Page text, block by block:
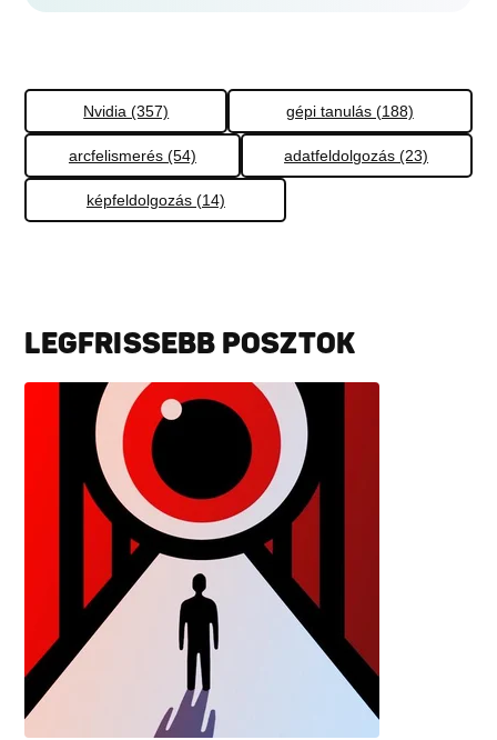
Nvidia (357) gépi tanulás (188)
arcfelismerés (54) adatfeldolgozás (23)
képfeldolgozás (14)
LEGFRISSEBB POSZTOK